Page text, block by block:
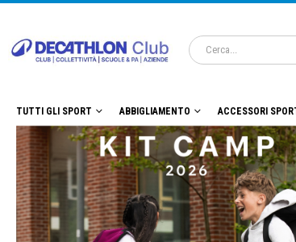
TUTTI GLI SPORT ABBIGLIAMENTO ACCESSORI